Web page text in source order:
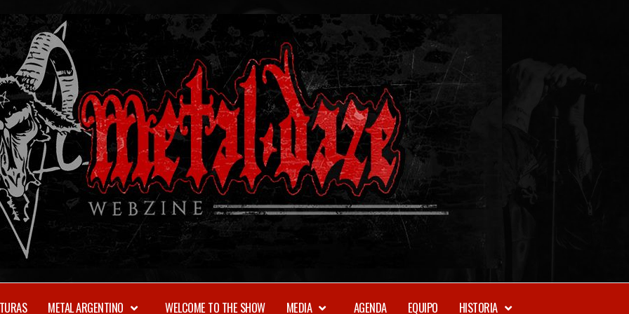
WEBZINE
METAL ARGENTINO WELCOME TO THE SHOW MEDIA AGENDA EQUIPO HISTORIA